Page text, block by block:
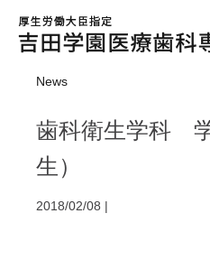
News
歯科衛生学科
生）
2018/02/08 |